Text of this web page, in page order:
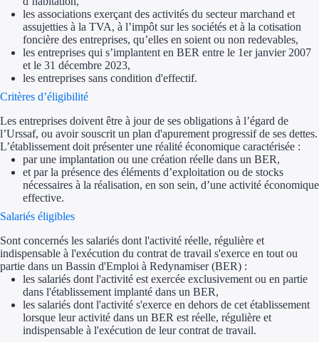
Aides Région
Aides Région
Couvertures
Aides Nationales
Nos tarifs
Recherche autonome
Accompagnement
les associations exerçant des activités du secteur marchand et
assujetties à la TVA, à l’impôt sur les sociétés et à la cotisation
foncière des entreprises, qu’elles en soient ou non redevables,
les entreprises qui s’implantent en BER entre le 1er janvier 2007
et le 31 décembre 2023,
les entreprises sans condition d'effectif.
Critères d’éligibilité
Les entreprises doivent être à jour de ses obligations à l’égard de
l’Urssaf, ou avoir souscrit un plan d'apurement progressif de ses dettes.
L’établissement doit présenter une réalité économique caractérisée :
par une implantation ou une création réelle dans un BER,
et par la présence des éléments d’exploitation ou de stocks
nécessaires à la réalisation, en son sein, d’une activité économique
effective.
Salariés éligibles
Sont concernés les salariés dont l'activité réelle, régulière et
indispensable à l'exécution du contrat de travail s'exerce en tout ou
partie dans un Bassin d'Emploi à Redynamiser (BER) :
les salariés dont l'activité est exercée exclusivement ou en partie
dans l'établissement implanté dans un BER,
les salariés dont l'activité s'exerce en dehors de cet établissement
lorsque leur activité dans un BER est réelle, régulière et
indispensable à l'exécution de leur contrat de travail.